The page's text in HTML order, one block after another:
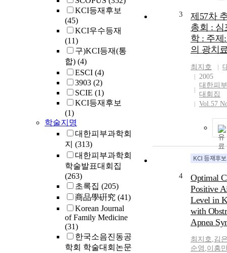
KCI등재후보
(45)
KCI우수등재
(11)
구)KCI등재(통
합) (4)
ESCI (4)
3903 (2)
SCIE (1)
KCI등재후보
(1)
학술지명
대한피부과학회
지 (313)
대한피부과학회
학술발표대회집
(263)
초록집 (205)
商品學硏究 (41)
Korean Journal
of Family Medicine
(31)
한국소음진동공
학회 학술대회논문
3
제57차
총회 : 심
학 : 주제
의 광치
최지호
2005
대한피
대회집
Vol.57
4
Optimal
Positive
Level in
with
Apnea
최지호,김
순영 ,이흥